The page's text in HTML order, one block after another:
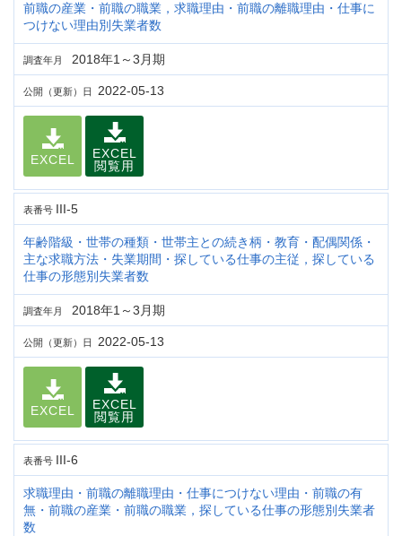
前職の産業・前職の職業，求職理由・前職の離職理由・仕事に
つけない理由別失業者数
調査年月 2018年1～3月期
公開（更新）日 2022-05-13
EXCEL
EXCEL
閲覧用
表番号 III-5
年齢階級・世帯の種類・世帯主との続き柄・教育・配偶関係・
主な求職方法・失業期間・探している仕事の主従，探している
仕事の形態別失業者数
調査年月 2018年1～3月期
公開（更新）日 2022-05-13
EXCEL
EXCEL
閲覧用
表番号 III-6
求職理由・前職の離職理由・仕事につけない理由・前職の有
無・前職の産業・前職の職業，探している仕事の形態別失業者
数